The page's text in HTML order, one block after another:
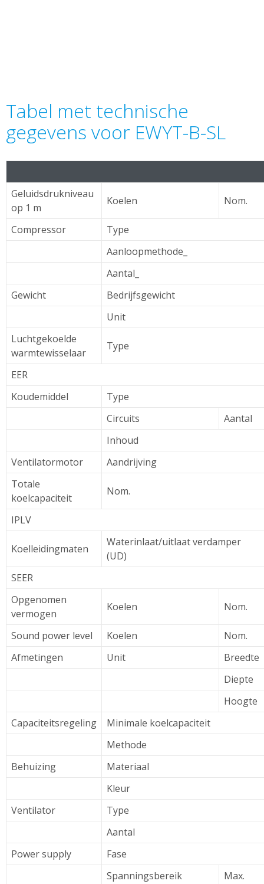
Tabel met technische
gegevens voor EWYT-B-SL
Geluidsdrukniveau
op 1 m
Koelen Nom.
Compressor
Type
Aanloopmethode_
Aantal_
Gewicht
Bedrijfsgewicht
Unit
Luchtgekoelde
warmtewisselaar
Type
EER
Koudemiddel
Type
Circuits
Aantal
Inhoud
Ventilatormotor
Aandrijving
Totale
koelcapaciteit
Nom.
IPLV
Koelleidingmaten
Waterinlaat/uitlaat verdamper
(UD)
SEER
Opgenomen
vermogen
Koelen Nom.
Sound power level Koelen
Nom.
Afmetingen
Unit
Breedte
Diepte
Hoogte
Capaciteitsregeling
Minimale koelcapaciteit
Methode
Behuizing
Materiaal
Kleur
Ventilator
Type
Aantal
Power supply
Fase
Spanningsbereik
Max.